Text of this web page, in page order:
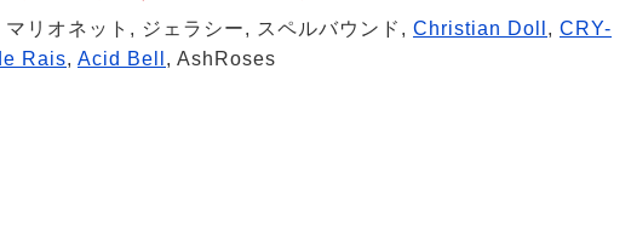
リオネット, ジェラシー, スペルバウンド, Christian Doll , CRY-
Rais, Acid Bell , AshRoses